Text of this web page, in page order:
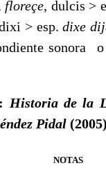
floreçe, dulcis >
> esp.dixe
sonora
o
Historia de la
Pidal (2005)
NOTAS